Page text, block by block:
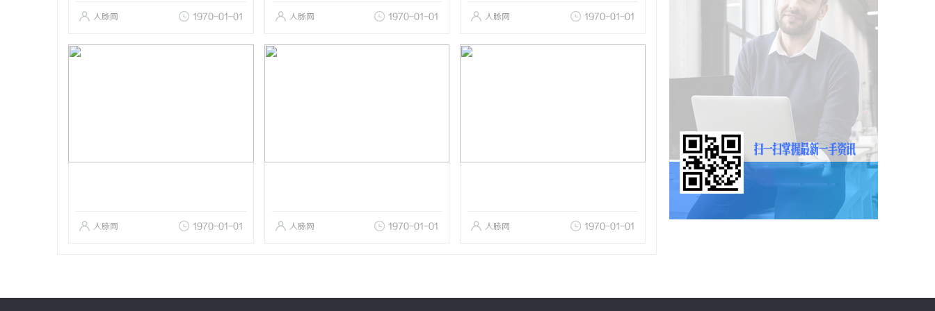
人脉网 1970-01-01 人脉网 1970-01-01 人脉网 1970-01-01
人脉网 1970-01-01 人脉网 1970-01-01 人脉网 1970-01-01